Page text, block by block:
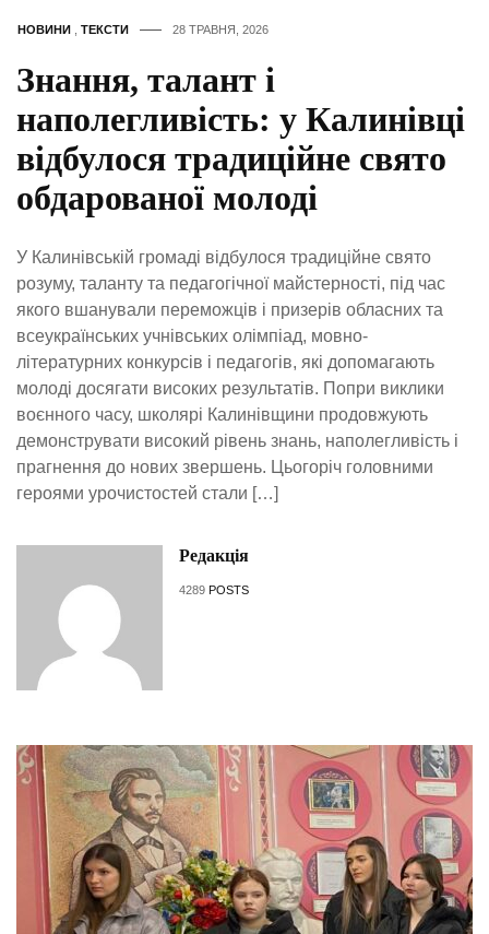
НОВИНИ ТЕКСТИ 28 ТРАВНЯ, 2026
Знання, талант і
наполегливість: у Калинівці
відбулося традиційне свято
обдарованої молоді
У Калинівській громаді відбулося традиційне свято
розуму, таланту та педагогічної майстерності, під час
якого вшанували переможців і призерів обласних та
всеукраїнських учнівських олімпіад, мовно-
літературних конкурсів і педагогів, які допомагають
молоді досягати високих результатів. Попри виклики
воєнного часу, школярі Калинівщини продовжують
демонструвати високий рівень знань, наполегливість і
прагнення до нових звершень. Цьогоріч головними
героями урочистостей стали […]
Редакція
4289 POSTS